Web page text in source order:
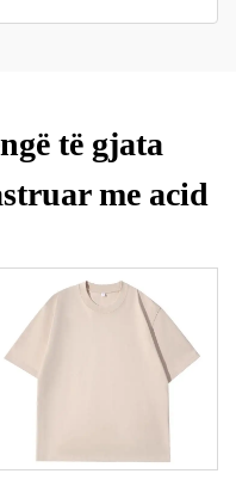
të gjata
me acid